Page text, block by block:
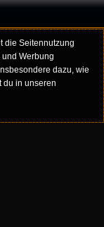
die Seitennutzung
Werbung
dazu, wie
du in unseren